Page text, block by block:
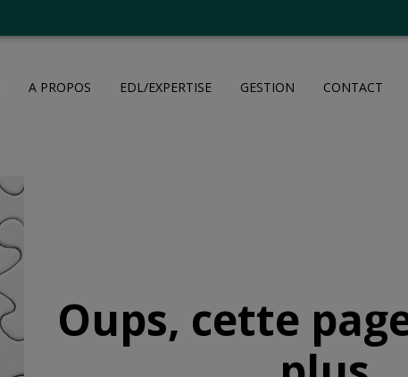
A PROPOS EDL/EXPERTISE GESTION CONTACT
Oups, cette